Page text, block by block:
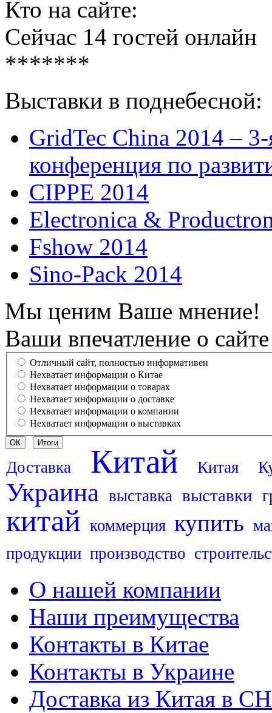
Кто на сайте:
Сейчас 14 гостей онлайн
*******
Выставки в поднебесной:
GridTec China 2014 –
конференция по
CIPPE 2014
Electronica &
Fshow 2014
Sino-Pack 2014
Мы ценим Ваше мнение!
Ваши впечатление о сайте
Отличный сайт, полностью информативен
Нехватает информации о Китае
Нехватает информации о товарах
Нехватает информации о доставке
Нехватает информации о компании
Нехватает информации о выставках
Доставка Китай Китая
Украина выставка выставки
китай коммерция купить
продукции производство
О нашей компании
Наши преимущества
Контакты в Китае
Контакты в Украине
Доставка из Китая в